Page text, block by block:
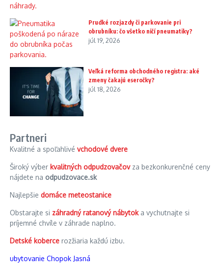
Prudké rozjazdy či parkovanie pri
obrubníku: čo všetko ničí pneumatiky?
júl 19, 2026
Veľká reforma obchodného registra: aké
zmeny čakajú eseročky?
júl 18, 2026
Partneri
Kvalitné a spoľahlivé vchodové dvere
Široký výber kvalitných odpudzovačovza bezkonkurenčné ceny
nájdete na odpudzovace.sk
Najlepšie domáce meteostanice
Obstarajte si záhradný ratanový nábytoka vychutnajte si
príjemné chvíle v záhrade naplno.
Detské koberce rozžiaria každú izbu.
ubytovanie Chopok Jasná